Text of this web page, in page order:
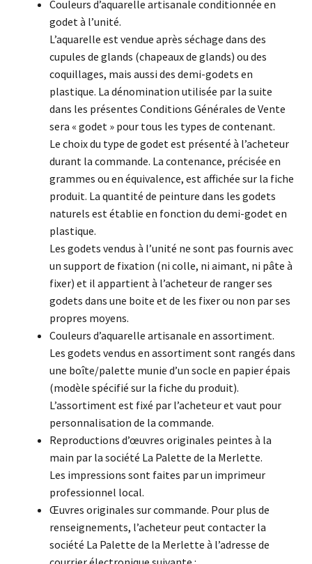
Couleurs d’aquarelle artisanale conditionnée en
godet à l’unité.
L’aquarelle est vendue après séchage dans des
cupules de glands (chapeaux de glands) ou des
coquillages, mais aussi des demi-godets en
plastique. La dénomination utilisée par la suite
dans les présentes Conditions Générales de Vente
sera « godet » pour tous les types de contenant.
Le choix du type de godet est présenté à l’acheteur
durant la commande. La contenance, précisée en
grammes ou en équivalence, est affichée sur la fiche
produit. La quantité de peinture dans les godets
naturels est établie en fonction du demi-godet en
plastique.
Les godets vendus à l’unité ne sont pas fournis avec
un support de fixation (ni colle, ni aimant, ni pâte à
fixer) et il appartient à l’acheteur de ranger ses
godets dans une boite et de les fixer ou non par ses
propres moyens.
Couleurs d’aquarelle artisanale en assortiment.
Les godets vendus en assortiment sont rangés dans
une boîte/palette munie d’un socle en papier épais
(modèle spécifié sur la fiche du produit).
L’assortiment est fixé par l’acheteur et vaut pour
personnalisation de la commande.
Reproductions d’œuvres originales peintes à la
main par la société La Palette de la Merlette.
Les impressions sont faites par un imprimeur
professionnel local.
Œuvres originales sur commande. Pour plus de
renseignements, l’acheteur peut contacter la
société La Palette de la Merlette à l’adresse de